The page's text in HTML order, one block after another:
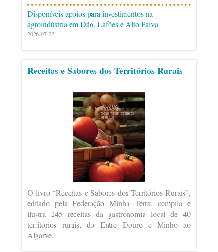
Disponíveis apoios para investimentos na
agroindústria em Dão, Lafões e Alto Paiva
2026-07-23
Receitas e Sabores dos Territórios Rurais
O livro “Receitas e Sabores dos Territórios Rurais”,
editado pela Federação Minha Terra, compila e
ilustra 245 receitas da gastronomia local de 40
territórios rurais, do Entre Douro e Minho ao
Algarve.